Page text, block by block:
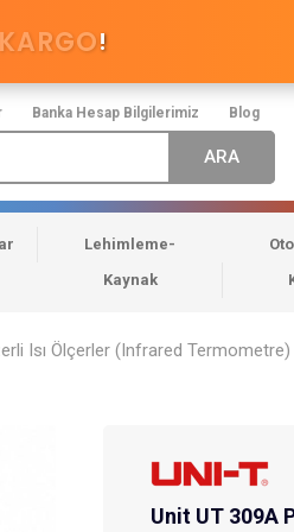
Banka Hesap Bilgilerimiz Blog
!
Lehimleme-
Kaynak
Isı Ölçerler (Infrared Termometre)
Unit UT 309A